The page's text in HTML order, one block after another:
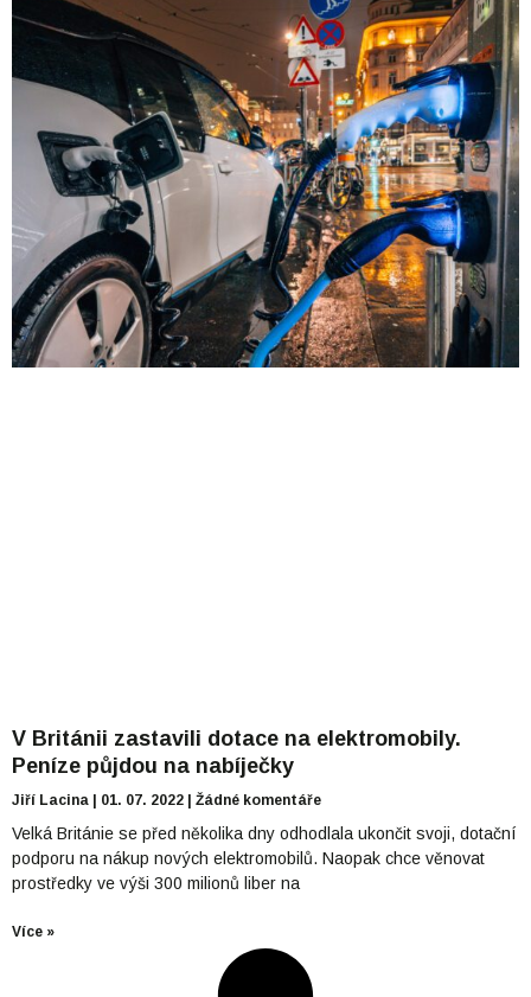
V Británii zastavili dotace na elektromobily.
Peníze půjdou na nabíječky
Jiří Lacina 01. 07. 2022 Žádné komentáře
Velká Británie se před několika dny odhodlala ukončit svoji, dotační
podporu na nákup nových elektromobilů. Naopak chce věnovat
prostředky ve výši 300 milionů liber na
Více »